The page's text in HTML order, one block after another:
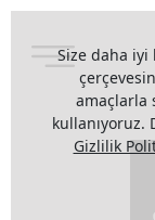
Size daha iyi
amaçlarla
kullanıyoruz.
Gizlilik